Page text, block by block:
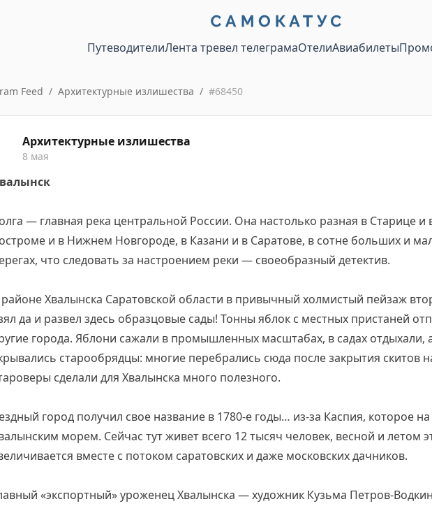
ПутеводителиЛента тревел телеграмаОтелиАвиабилеты
Feed / Архитектурные излишества / #68450
Архитектурные излишества
8 мая
— главная река центральной России. Она настолько разная в Старице и
и в Нижнем Новгороде, в Казани и в Саратове, в сотне больших и
что следовать за настроением реки — своеобразный детектив.
Хвалынска Саратовской области в привычный холмистый пейзаж
да и развел здесь образцовые сады! Тонны яблок с местных пристаней
города. Яблони сажали в промышленных масштабах, в садах отдыхали,
старообрядцы: многие перебрались сюда после закрытия скитов
сделали для Хвалынска много полезного.
город получил свое название в 1780-е годы… из-за Каспия, которое
морем. Сейчас тут живет всего 12 тысяч человек, весной и летом
вместе с потоком саратовских и даже московских дачников.
«экспортный» уроженец Хвалынска — художник Кузьма Петров-